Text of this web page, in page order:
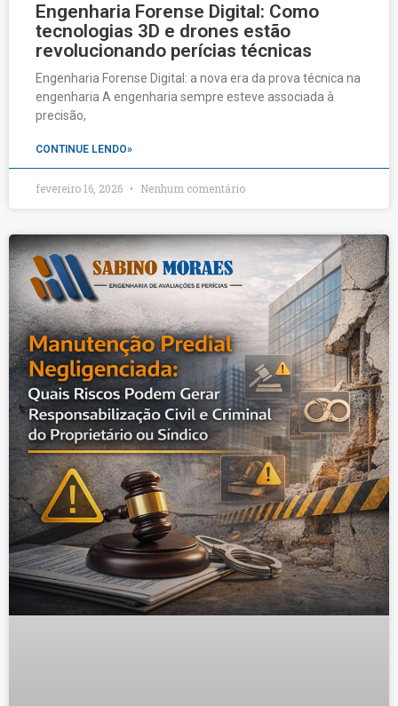
Engenharia Forense Digital: Como
tecnologias 3D e drones estão
revolucionando perícias técnicas
Engenharia Forense Digital: a nova era da prova técnica na
engenharia A engenharia sempre esteve associada à
precisão,
CONTINUE LENDO»
fevereiro 16, 2026 Nenhum comentário